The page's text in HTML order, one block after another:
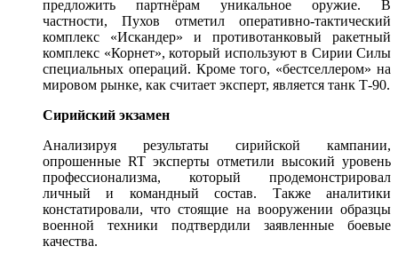
предложить партнёрам уникальное оружие. В
частности, Пухов отметил оперативно-тактический
комплекс «Искандер» и противотанковый ракетный
комплекс «Корнет», который используют в Сирии Силы
специальных операций. Кроме того, «бестселлером» на
мировом рынке, как считает эксперт, является танк Т-90.
Сирийский экзамен
Анализируя результаты сирийской кампании,
опрошенные RT эксперты отметили высокий уровень
профессионализма, который продемонстрировал
личный и командный состав. Также аналитики
констатировали, что стоящие на вооружении образцы
военной техники подтвердили заявленные боевые
качества.